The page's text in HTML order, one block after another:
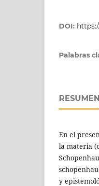
DOI:
Palabras
RESUMEN
En el
la materia
y